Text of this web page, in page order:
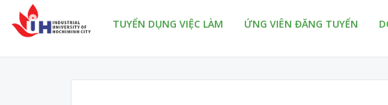
TUYỂN DỤNG VIỆC LÀM ỨNG VIÊN ĐĂNG TUYỂN